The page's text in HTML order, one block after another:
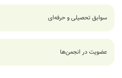
سوابق تحصیلی و حرفه‌ای
عضویت در انجمن‌ها